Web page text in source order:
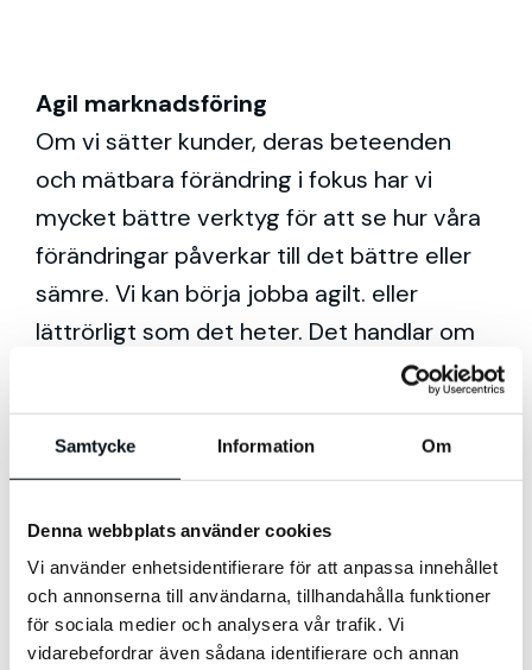
Samtycke Information Om
Denna webbplats använder cookies
Vi använder enhetsidentifierare för att anpassa innehållet
och annonserna till användarna, tillhandahålla funktioner
för sociala medier och analysera vår trafik. Vi
vidarebefordrar även sådana identifierare och annan
Agil marknadsföring
Om vi sätter kunder, deras beteenden
och mätbara förändring i fokus har vi
mycket bättre verktyg för att se hur våra
förändringar påverkar till det bättre eller
sämre. Vi kan börja jobba agilt. eller
lättrörligt som det heter. Det handlar om
verksamheten, mäta resultatet, samla in
ny data och analysera vad som blev
bättre eller sämre. Att misslyckas eller
lyckas snabbt.
Måltrappan